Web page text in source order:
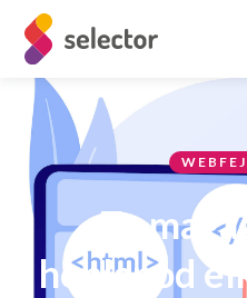
Te
honlapod